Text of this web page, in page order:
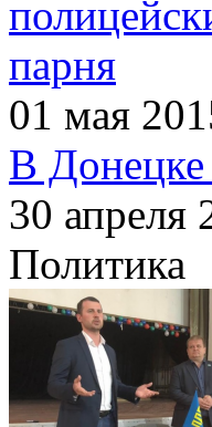
парня
01 мая
В
30 апреля
Политика